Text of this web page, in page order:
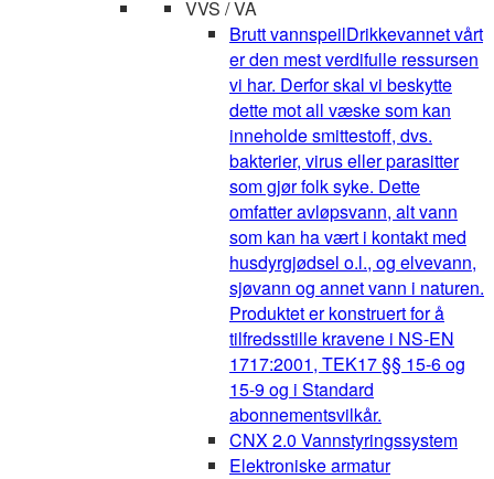
VVS / VA
Brutt vannspeilDrikkevannet vårt
er den mest verdifulle ressursen
vi har. Derfor skal vi beskytte
dette mot all væske som kan
inneholde smittestoff, dvs.
bakterier, virus eller parasitter
som gjør folk syke. Dette
omfatter avløpsvann, alt vann
som kan ha vært i kontakt med
husdyrgjødsel o.l., og elvevann,
sjøvann og annet vann i naturen.
Produktet er konstruert for å
tilfredsstille kravene i NS-EN
1717:2001, TEK17 §§ 15-6 og
15-9 og i Standard
abonnementsvilkår.
CNX 2.0 Vannstyringssystem
Elektroniske armatur